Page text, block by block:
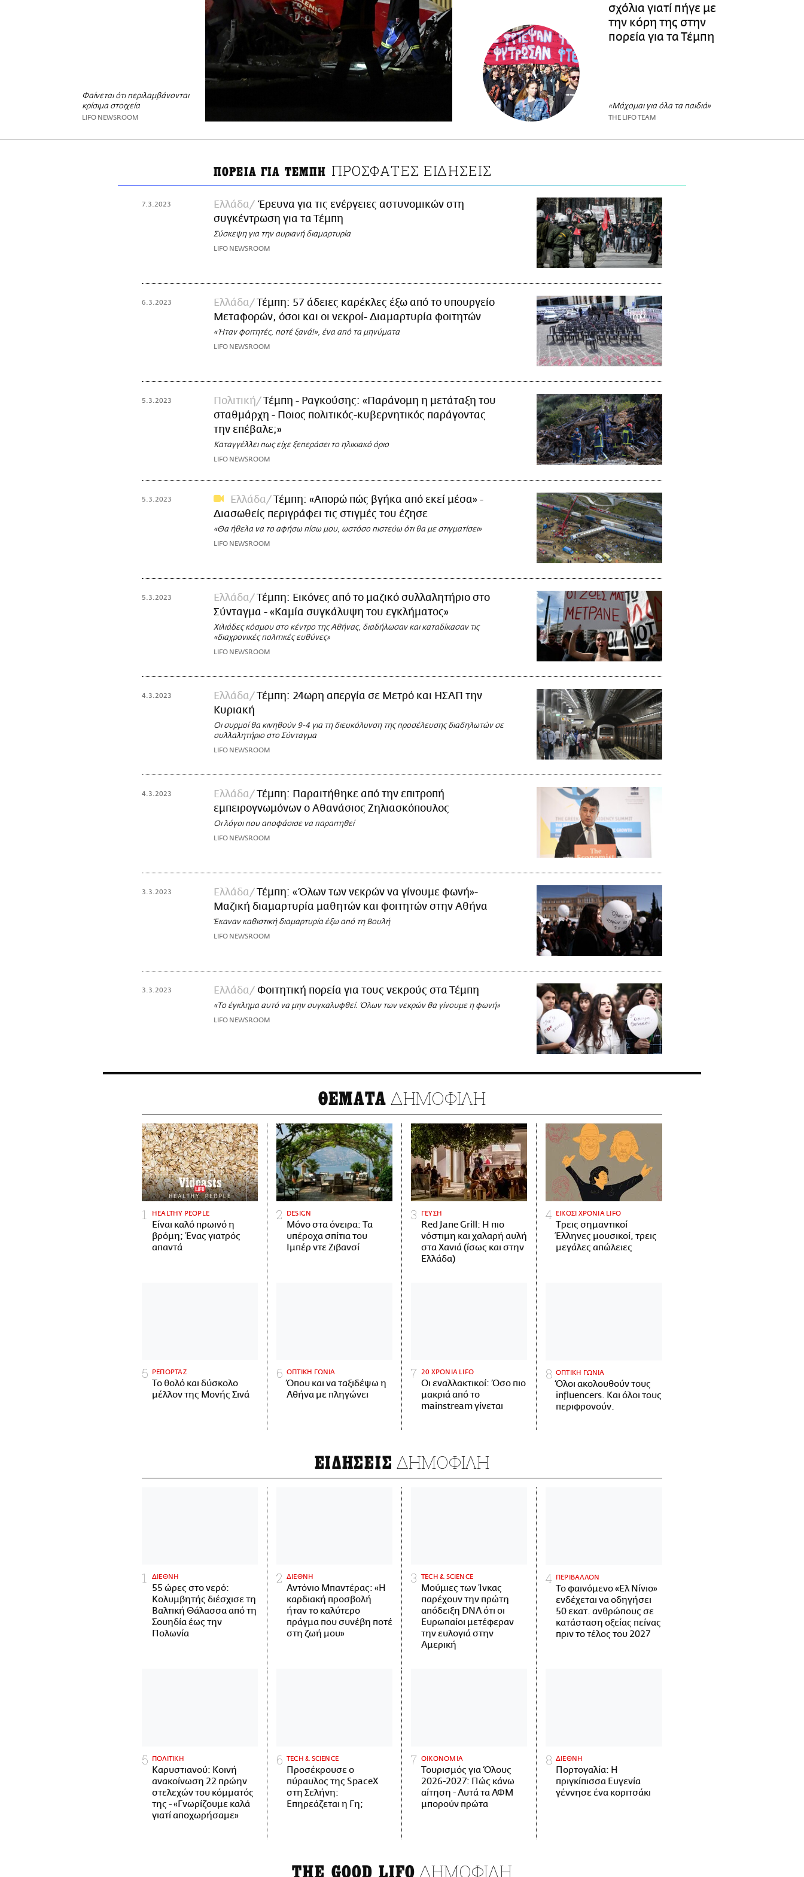
Φαίνεται ότι περιλαμβάνονται
κρίσιμα στοιχεία
LIFO NEWSROOM
σχόλια γιατί πήγε με
την κόρη της στην
πορεία για τα Τέμπη
«Μάχομαι για όλα τα παιδιά»
THE LIFO TEAM
ΠΟΡΕΙΑ ΓΙΑ ΤΕΜΠΗ ΠΡΟΣΦΑΤΕΣ ΕΙΔΗΣΕΙΣ
7.3.2023 Ελλάδα
Έρευνα για τις ενέργειες αστυνομικών στη
συγκέντρωση για τα Τέμπη
Σύσκεψη για την αυριανή διαμαρτυρία
LIFO NEWSROOM
6.3.2023 Ελλάδα
Τέμπη: 57 άδειες καρέκλες έξω από το υπουργείο
Μεταφορών, όσοι και οι νεκροί- Διαμαρτυρία φοιτητών
«Ήταν φοιτητές, ποτέ ξανά!», ένα από τα μηνύματα
LIFO NEWSROOM
5.3.2023 Πολιτική
Τέμπη - Ραγκούσης: «Παράνομη η μετάταξη του
σταθμάρχη - Ποιος πολιτικός-κυβερνητικός παράγοντας
την επέβαλε;»
Καταγγέλλει πως είχε ξεπεράσει το ηλικιακό όριο
LIFO NEWSROOM
5.3.2023 Ελλάδα
Τέμπη: «Απορώ πώς βγήκα από εκεί μέσα» -
Διασωθείς περιγράφει τις στιγμές του έζησε
«Θα ήθελα να το αφήσω πίσω μου, ωστόσο πιστεύω ότι θα με στιγματίσει»
LIFO NEWSROOM
5.3.2023 Ελλάδα
Τέμπη: Εικόνες από το μαζικό συλλαλητήριο στο
Σύνταγμα - «Καμία συγκάλυψη του εγκλήματος»
Χιλιάδες κόσμου στο κέντρο της Αθήνας, διαδήλωσαν και καταδίκασαν τις
«διαχρονικές πολιτικές ευθύνες»
LIFO NEWSROOM
4.3.2023 Ελλάδα
Τέμπη: 24ωρη απεργία σε Μετρό και ΗΣΑΠ την
Κυριακή
Οι συρμοί θα κινηθούν 9-4 για τη διευκόλυνση της προσέλευσης διαδηλωτών σε
συλλαλητήριο στο Σύνταγμα
LIFO NEWSROOM
4.3.2023 Ελλάδα
Τέμπη: Παραιτήθηκε από την επιτροπή
εμπειρογνωμόνων ο Αθανάσιος Ζηλιασκόπουλος
Οι λόγοι που αποφάσισε να παραιτηθεί
LIFO NEWSROOM
3.3.2023 Ελλάδα
Τέμπη: «Όλων των νεκρών να γίνουμε φωνή»-
Μαζική διαμαρτυρία μαθητών και φοιτητών στην Αθήνα
Έκαναν καθιστική διαμαρτυρία έξω από τη Βουλή
LIFO NEWSROOM
3.3.2023 Ελλάδα Φοιτητική πορεία για τους νεκρούς στα Τέμπη
«Το έγκλημα αυτό να μην συγκαλυφθεί. Όλων των νεκρών θα γίνουμε η φωνή»
LIFO NEWSROOM
ΘΕΜΑΤΑ ΔΗΜΟΦΙΛΗ
HEALTHY PEOPLE
Είναι καλό πρωινό η
βρόμη; Ένας γιατρός
απαντά
DESIGN
Μόνο στα όνειρα: Τα
υπέροχα σπίτια του
Ιμπέρ ντε Ζιβανσί
ΓΕΥΣΗ
Red Jane Grill: Η πιο
νόστιμη και χαλαρή αυλή
στα Χανιά (ίσως και στην
Ελλάδα)
ΕΙΚΟΣΙ ΧΡΟΝΙΑ LIFO
Tρεις σημαντικοί
Έλληνες μουσικοί, τρεις
μεγάλες απώλειες
ΡΕΠΟΡΤΑΖ
Το θολό και δύσκολο
μέλλον της Μονής Σινά
ΟΠΤΙΚΗ ΓΩΝΙΑ
Όπου και να ταξιδέψω η
Αθήνα με πληγώνει
20 ΧΡΟΝΙΑ LIFO
Οι εναλλακτικοί: Όσο πιο
μακριά από το
mainstream γίνεται
ΟΠΤΙΚΗ ΓΩΝΙΑ
Όλοι ακολουθούν τους
influencers. Και όλοι τους
περιφρονούν.
ΕΙΔΗΣΕΙΣ ΔΗΜΟΦΙΛΗ
ΔΙΕΘΝΗ
55 ώρες στο νερό:
Κολυμβητής διέσχισε τη
Βαλτική Θάλασσα από τη
Σουηδία έως την
Πολωνία
ΔΙΕΘΝΗ
Αντόνιο Μπαντέρας: «Η
καρδιακή προσβολή
ήταν το καλύτερο
πράγμα που συνέβη ποτέ
στη ζωή μου»
ΤECH & SCIENCE
Μούμιες των Ίνκας
παρέχουν την πρώτη
απόδειξη DNA ότι οι
Ευρωπαίοι μετέφεραν
την ευλογιά στην
Αμερική
ΠΕΡΙΒΑΛΛΟΝ
Το φαινόμενο «Ελ Νίνιο»
ενδέχεται να οδηγήσει
50 εκατ. ανθρώπους σε
κατάσταση οξείας πείνας
πριν το τέλος του 2027
ΠΟΛΙΤΙΚΗ
Καρυστιανού: Κοινή
ανακοίνωση 22 πρώην
στελεχών του κόμματός
της - «Γνωρίζουμε καλά
γιατί αποχωρήσαμε»
ΤECH & SCIENCE
Προσέκρουσε ο
πύραυλος της SpaceX
στη Σελήνη:
Επηρεάζεται η Γη;
ΟΙΚΟΝΟΜΙΑ
Τουρισμός για Όλους
2026-2027: Πώς κάνω
αίτηση - Αυτά τα ΑΦΜ
μπορούν πρώτα
ΔΙΕΘΝΗ
Πορτογαλία: Η
πριγκίπισσα Ευγενία
γέννησε ένα κοριτσάκι
THE GOOD LIFO ΔΗΜΟΦΙΛΗ